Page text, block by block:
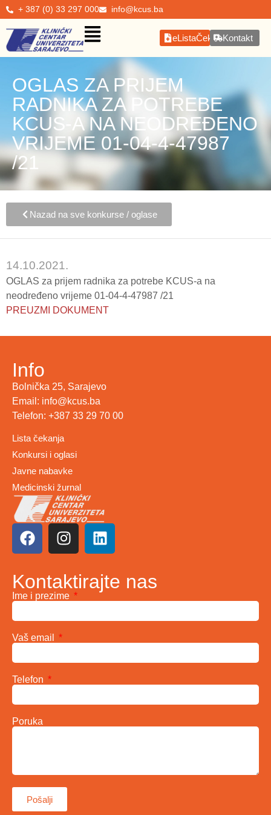
+ 387 (0) 33 297 000 info@kcus.ba
eListaČekanjaKontakt
OGLAS ZA PRIJEM
RADNIKA ZA POTREBE
KCUS-A NA NEODREĐENO
VRIJEME 01-04-4-47987
/21
Nazad na sve konkurse / oglase
14.10.2021.
OGLAS za prijem radnika za potrebe KCUS-a na
neodređeno vrijeme 01-04-4-47987 /21
PREUZMI DOKUMENT
Info
Bolnička 25, Sarajevo
Email: info@kcus.ba
Telefon: +387 33 29 70 00
Lista čekanja
Konkursi i oglasi
Javne nabavke
Medicinski žurnal
Kontaktirajte nas
Ime i prezime
Vaš email
Telefon
Poruka
Pošalji